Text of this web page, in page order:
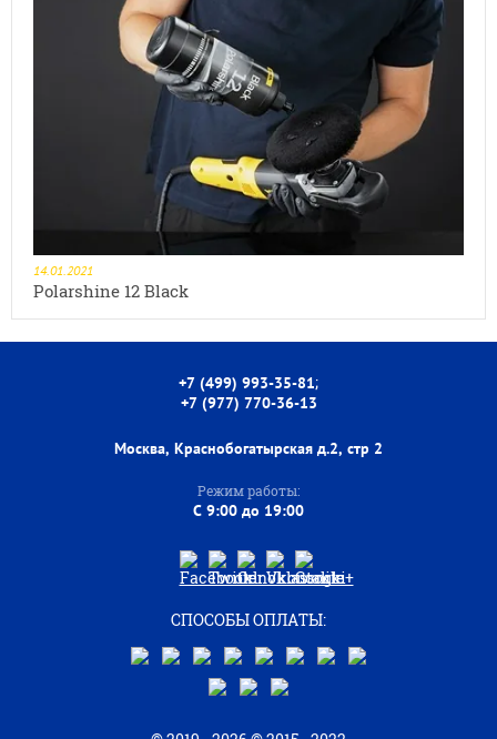
14.01.2021
Polarshine 12 Black
+7 (499) 993-35-81;
+7 (977) 770-36-13
Москва, Краснобогатырская д.2, стр 2
Режим работы:
C 9:00 до 19:00
СПОСОБЫ ОПЛАТЫ: